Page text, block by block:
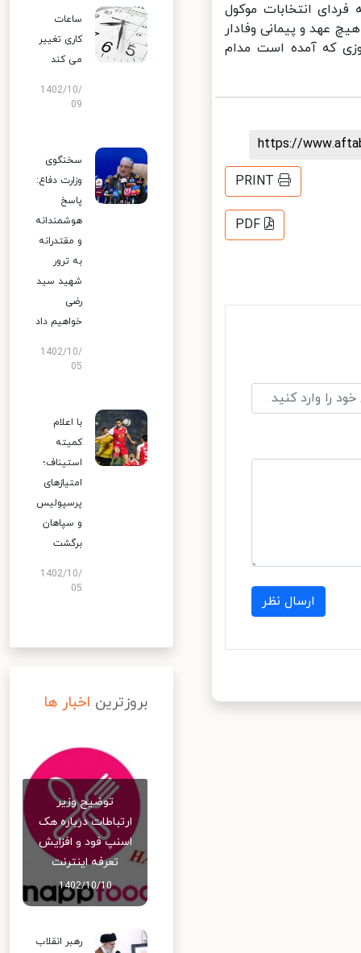
انتخابات موکول
و پیمانی وفادار
که آمده است مدام
https://
PRINT
PDF
ارسال نظر
ساعات
کاری تغییر
می‌ کند
1402/10/
09
سخنگوی
وزارت دفاع:
پاسخ
هوشمندانه
و مقتدرانه
به ترور
شهید سید
رضی
خواهیم داد
1402/10/
05
با اعلام
کمیته
استیناف؛
امتیازهای
پرسپولیس
و سپاهان
برگشت
1402/10/
05
بروزترین اخبار ها
توضیح وزیر
ارتباطات درباره هک
اسنپ‌ فود و افزایش
تعرفه اینترنت
1402/10/10
رهبر انقلاب